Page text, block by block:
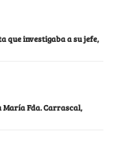
que investigaba a su jefe,
María Fda. Carrascal,